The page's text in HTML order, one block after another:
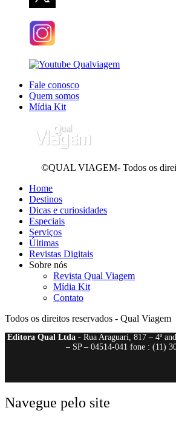
Fale conosco
Quem somos
Mídia Kit
©QUAL VIAGEM- Todos os
Home
Destinos
Dicas e curiosidades
Especiais
Serviços
Últimas
Revistas Digitais
Sobre nós
Revista Qual Viagem
Mídia Kit
Contato
Todos os direitos reservados - Qual Viagem
Editora Qual Ltda- Rua Araguari, 817 – 4º
– SP – 04514-041 fone : (11)
Navegue pelo site